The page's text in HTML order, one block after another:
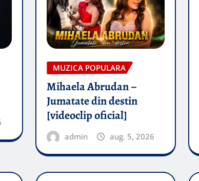
MUZICA POPULARA
Mihaela Abrudan –
Jumatate din destin
[videoclip oficial]
admin aug. 5, 2026